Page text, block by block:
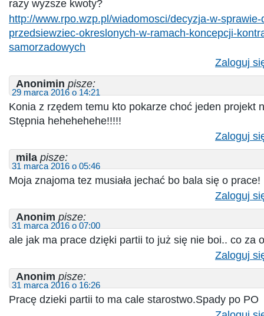
razy wyższe kwoty?
http://www.rpo.wzp.pl/wiadomosci/decyzja-w-
przedsiewziec-okreslonych-w-ramach-koncepcji-
samorzadowych
Zaloguj
Anonimin pisze:
29 marca 2016 o 14:21
Konia z rzędem temu kto pokarze choć jeden projekt
Stępnia hehehehehe!!!!!
Zaloguj
mila pisze:
31 marca 2016 o 05:46
Moja znajoma tez musiała jechać bo bala się o prace!
Zaloguj
Anonim pisze:
31 marca 2016 o 07:00
ale jak ma prace dzięki partii to już się nie boi.. co za
Zaloguj
Anonim pisze:
31 marca 2016 o 16:26
Pracę dzieki partii to ma cale starostwo.Spady po PO